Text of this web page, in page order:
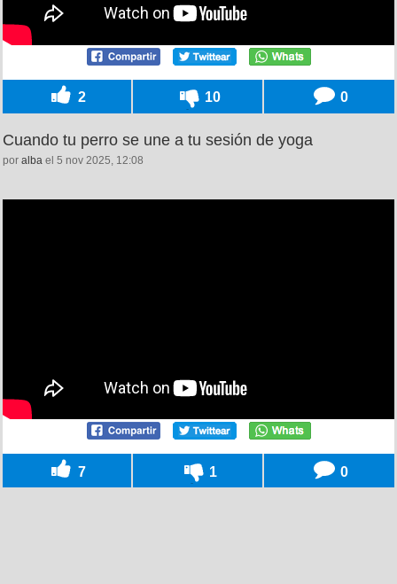
2 10 0
Cuando tu perro se une a tu sesión de yoga
por alba el 5 nov 2025, 12:08
7 1 0